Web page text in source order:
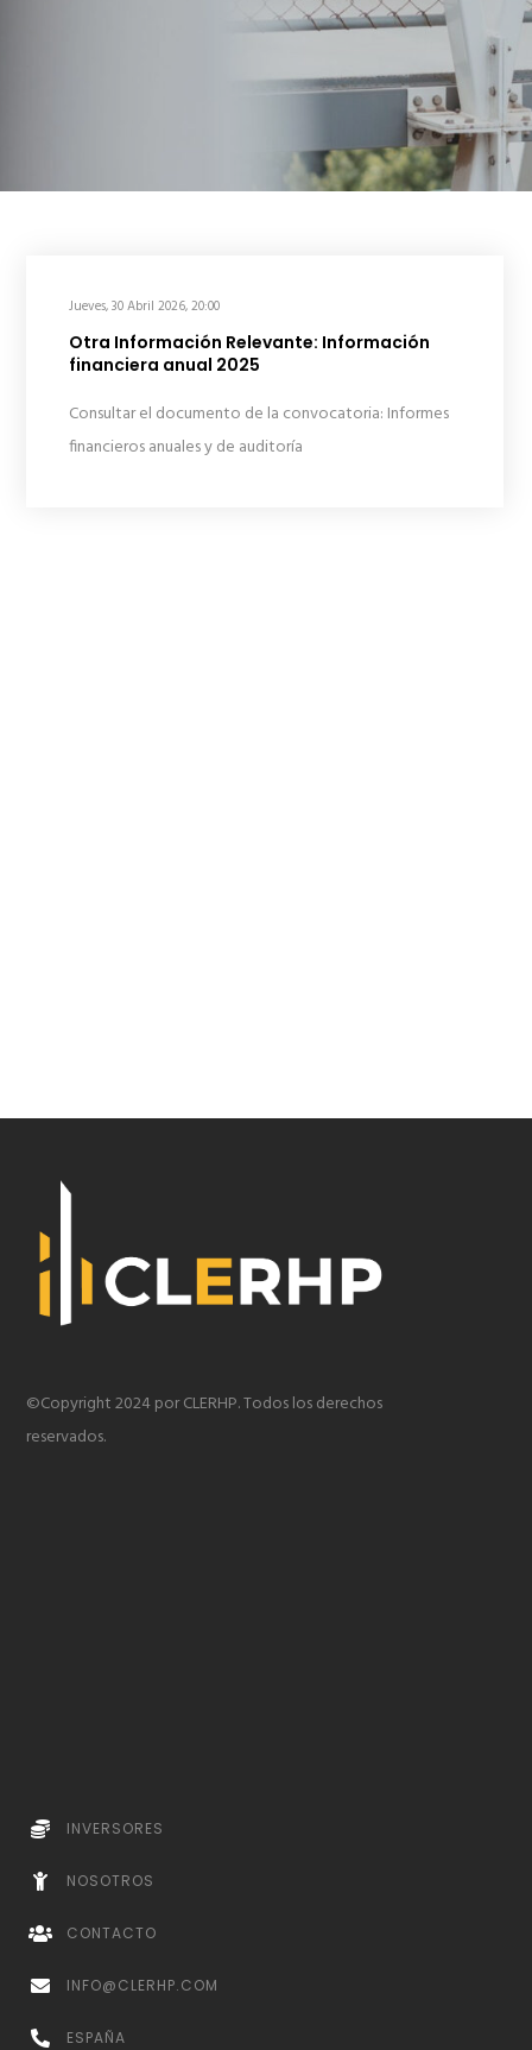
Jueves, 30 Abril 2026, 20:00
Otra Información Relevante: Información
financiera anual 2025
Consultar el documento de la convocatoria: Informes
financieros anuales y de auditoría
©Copyright 2024 por CLERHP. Todos los derechos
reservados.
INVERSORES
NOSOTROS
CONTACTO
INFO@CLERHP.COM
ESPAÑA